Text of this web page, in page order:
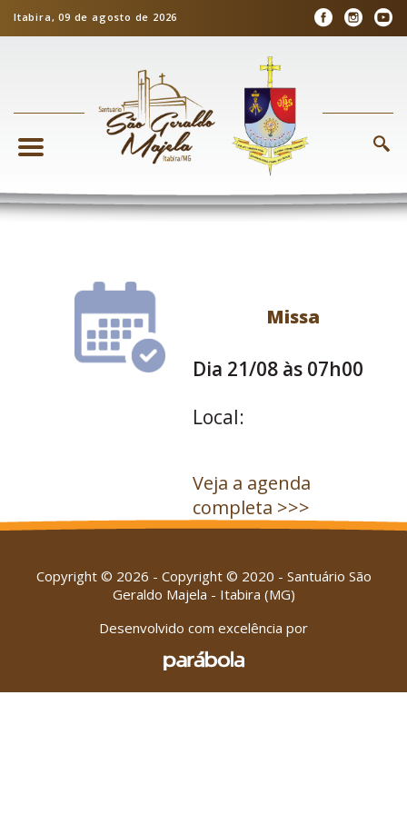
Itabira, 09 de agosto de 2026
Missa
Dia 21/08 às 07h00
Local:
Veja a agenda
completa >>>
Copyright © 2026 - Copyright © 2020 - Santuário São
Geraldo Majela - Itabira (MG)
Desenvolvido com excelência por